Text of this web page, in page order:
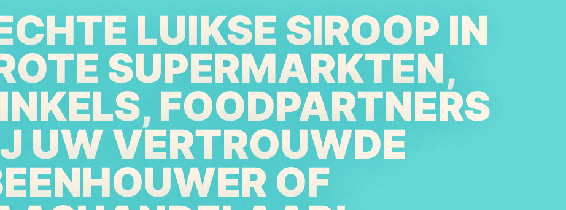
LUIKSE SIROOP IN
SUPERMARKTEN,
FOODPARTNERS
UW VERTROUWDE
OF